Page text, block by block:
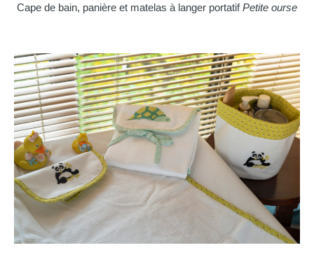
Cape de bain, panière et matelas à langer portatifPetite ourse